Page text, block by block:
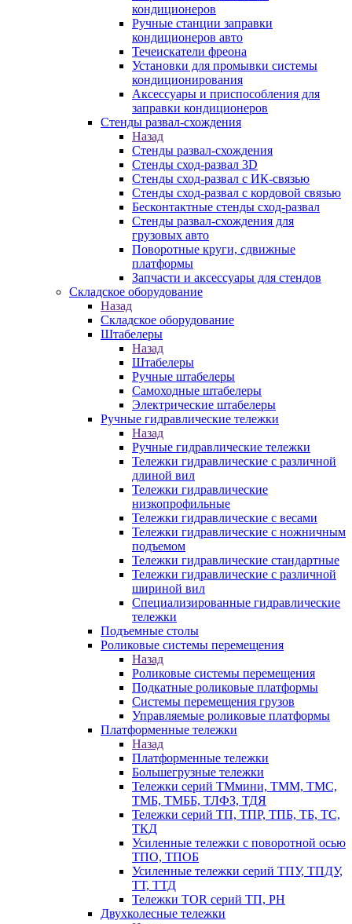
кондиционеров
Ручные станции заправки
кондиционеров авто
Течеискатели фреона
Установки для промывки системы
кондиционирования
Аксессуары и приспособления для
заправки кондиционеров
Стенды развал-схождения
Назад
Стенды развал-схождения
Стенды сход-развал 3D
Стенды сход-развал с ИК-связью
Стенды сход-развал с кордовой связью
Бесконтактные стенды сход-развал
Стенды развал-схождения для
грузовых авто
Поворотные круги, сдвижные
платформы
Запчасти и аксессуары для стендов
Складское оборудование
Назад
Складское оборудование
Штабелеры
Назад
Штабелеры
Ручные штабелеры
Самоходные штабелеры
Электрические штабелеры
Ручные гидравлические тележки
Назад
Ручные гидравлические тележки
Тележки гидравлические с различной
длиной вил
Тележки гидравлические
низкопрофильные
Тележки гидравлические с весами
Тележки гидравлические с ножничным
подъемом
Тележки гидравлические стандартные
Тележки гидравлические с различной
шириной вил
Специализированные гидравлические
тележки
Подъемные столы
Роликовые системы перемещения
Назад
Роликовые системы перемещения
Подкатные роликовые платформы
Системы перемещения грузов
Управляемые роликовые платформы
Платформенные тележки
Назад
Платформенные тележки
Большегрузные тележки
Тележки серий ТМмини, ТММ, ТМС,
ТМБ, ТМББ, ТЛФЗ, ТДЯ
Тележки серий ТП, ТПР, ТПБ, ТБ, ТС,
ТКД
Усиленные тележки с поворотной осью
ТПО, ТПОБ
Усиленные тележки серий ТПУ, ТПДУ,
ТТ, ТТД
Тележки TOR серий ТП, PH
Двухколесные тележки